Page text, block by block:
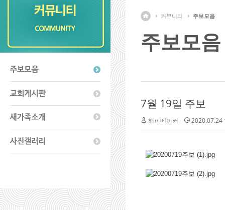
커뮤니티 주보모음
주보모음
7월 19일 주보
해피메이커 2020.07.24